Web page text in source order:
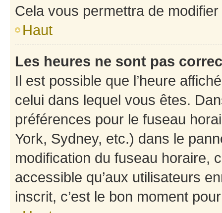
Cela vous permettra de
Haut
Les heures ne sont pas
Il est possible que l’heure
celui dans lequel vous êtes.
préférences pour le fuseau
York, Sydney, etc.) dans le
modification du fuseau horaire,
accessible qu’aux utilisateurs
inscrit, c’est le bon moment